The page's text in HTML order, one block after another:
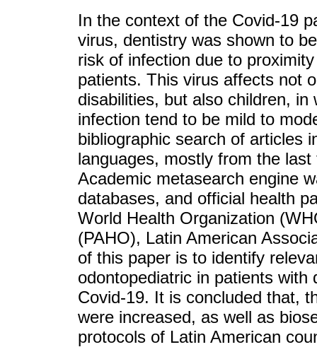
In the context of the Covid-19
virus, dentistry was shown to
risk of infection due to
patients. This virus affects not
disabilities, but also children,
infection tend to be mild to
bibliographic search of articles
languages, mostly from the
Academic metasearch engine
databases, and official health
World Health Organization
(PAHO), Latin American
of this paper is to identify
odontopediatric in patients
Covid-19. It is concluded that,
were increased, as well as
protocols of Latin American